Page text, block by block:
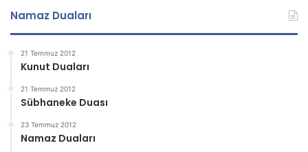
Namaz Duaları
21 Temmuz 2012
Kunut Duaları
21 Temmuz 2012
Sübhaneke Duası
23 Temmuz 2012
Namaz Duaları